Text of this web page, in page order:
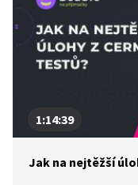
1:14:39
Jak na nejtěžší